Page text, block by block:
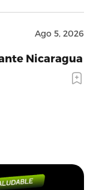
Ago 5, 2026
Nicaragua